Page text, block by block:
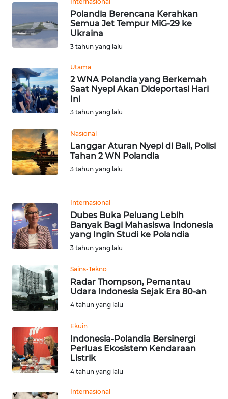
Polandia Berencana Kerahkan
Semua Jet Tempur MiG-29 ke
Ukraina
3 tahun yang lalu
Utama
2 WNA Polandia yang Berkemah
Saat Nyepi Akan Dideportasi Hari
Ini
3 tahun yang lalu
Nasional
Langgar Aturan Nyepi di Bali, Polisi
Tahan 2 WN Polandia
3 tahun yang lalu
Internasional
Dubes Buka Peluang Lebih
Banyak Bagi Mahasiswa Indonesia
yang Ingin Studi ke Polandia
3 tahun yang lalu
Sains-Tekno
Radar Thompson, Pemantau
Udara Indonesia Sejak Era 80-an
4 tahun yang lalu
Ekuin
Indonesia-Polandia Bersinergi
Perluas Ekosistem Kendaraan
Listrik
4 tahun yang lalu
Internasional
WN
KALTARA
KALSEL
WN
KALTIM
WN
SULSEL
WN
WN
SULUT
WN
WN
MALUT
WN
DAIRI
WN
DANAU